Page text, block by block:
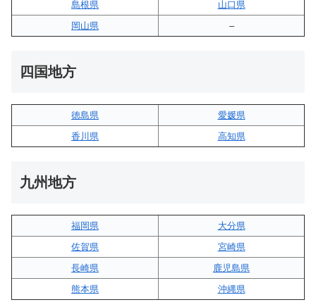
島根県
山口県
岡山県
–
四国地方
徳島県
愛媛県
香川県
高知県
九州地方
福岡県
大分県
佐賀県
宮崎県
長崎県
鹿児島県
熊本県
沖縄県